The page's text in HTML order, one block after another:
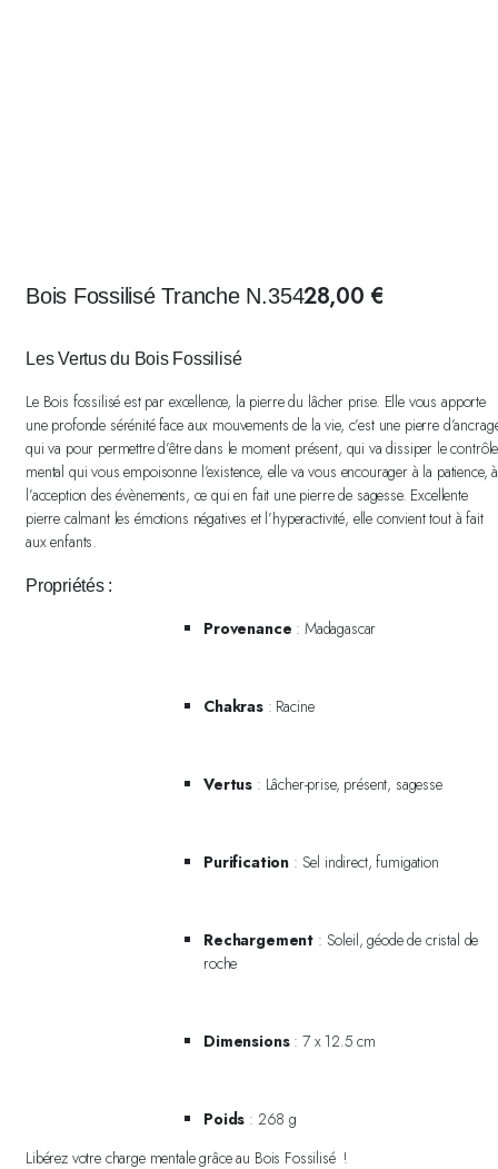
Bois Fossilisé Tranche N.35428,00 €
Les Vertus du Bois Fossilisé
Le Bois fossilisé est par excellence, la pierre du lâcher prise. Elle vous apporte
une profonde sérénité face aux mouvements de la vie, c’est une pierre
qui va pour permettre d’être dans le moment présent, qui va dissiper le contrôle
mental qui vous empoisonne l’existence, elle va vous encourager à la patience, à
l’acception des évènements, ce qui en fait une pierre de sagesse. Excellente
pierre calmant les émotions négatives et l’hyperactivité, elle convient tout à fait
aux enfants.
Propriétés :
Provenance : Madagascar
Chakras: Racine
Vertus : Lâcher-prise, présent, sagesse
Purification : Sel indirect, fumigation
Rechargement : Soleil, géode de cristal de
roche
Dimensions: 7 x 12.5 cm
Poids : 268 g
Libérez votre charge mentale grâce au Bois Fossilisé !